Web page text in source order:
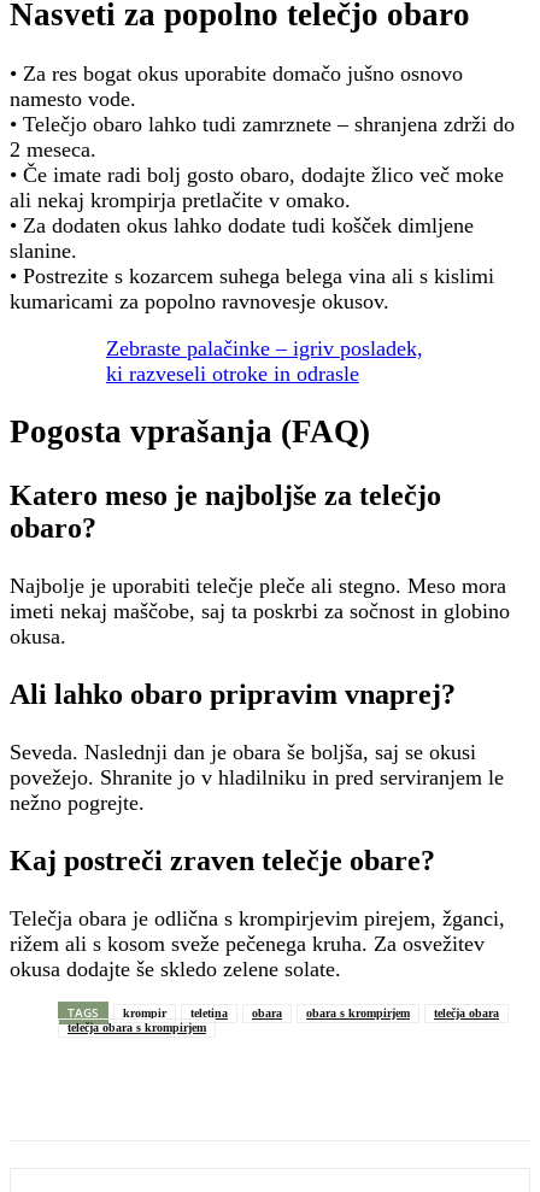
Nasveti za popolno telečjo obaro
• Za res bogat okus uporabite domačo jušno osnovo
namesto vode.
• Telečjo obaro lahko tudi zamrznete – shranjena zdrži do
2 meseca.
• Če imate radi bolj gosto obaro, dodajte žlico več moke
ali nekaj krompirja pretlačite v omako.
• Za dodaten okus lahko dodate tudi košček dimljene
slanine.
• Postrezite s kozarcem suhega belega vina ali s kislimi
kumaricami za popolno ravnovesje okusov.
Zebraste palačinke – igriv posladek,
ki razveseli otroke in odrasle
Pogosta vprašanja (FAQ)
Katero meso je najboljše za telečjo
obaro?
Najbolje je uporabiti telečje pleče ali stegno. Meso mora
imeti nekaj maščobe, saj ta poskrbi za sočnost in globino
okusa.
Ali lahko obaro pripravim vnaprej?
Seveda. Naslednji dan je obara še boljša, saj se okusi
povežejo. Shranite jo v hladilniku in pred serviranjem le
nežno pogrejte.
Kaj postreči zraven telečje obare?
Telečja obara je odlična s krompirjevim pirejem, žganci,
rižem ali s kosom sveže pečenega kruha. Za osvežitev
okusa dodajte še skledo zelene solate.
TAGS krompir teletina obara obara s krompirjem
telečja obara
telečja obara s krompirjem